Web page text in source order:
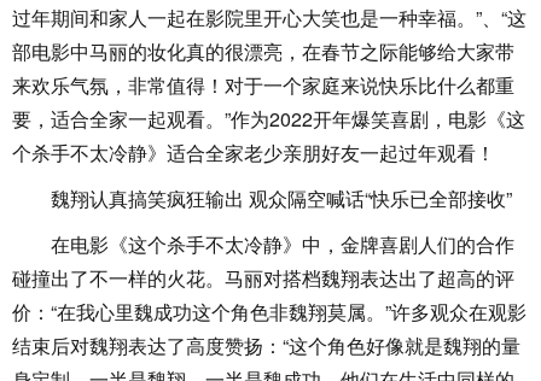
过年期间和家人一起在影院里开心大笑也是一种幸福。”、“这
部电影中马丽的妆化真的很漂亮，在春节之际能够给大家带
来欢乐气氛，非常值得！对于一个家庭来说快乐比什么都重
要，适合全家一起观看。”作为2022开年爆笑喜剧，电影《这
个杀手不太冷静》适合全家老少亲朋好友一起过年观看！
魏翔认真搞笑疯狂输出 观众隔空喊话“快乐已全部接收”
在电影《这个杀手不太冷静》中，金牌喜剧人们的合作
碰撞出了不一样的火花。马丽对搭档魏翔表达出了超高的评
价：“在我心里魏成功这个角色非魏翔莫属。”许多观众在观影
结束后对魏翔表达了高度赞扬：“这个角色好像就是魏翔的量